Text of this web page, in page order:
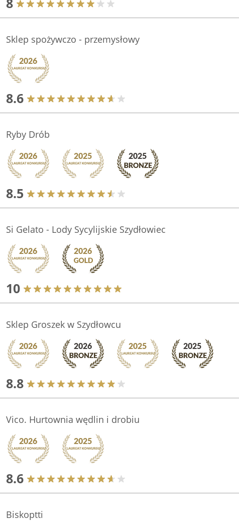
Sklep spożywczo - przemysłowy
8.6
Ryby Drób
8.5
Si Gelato - Lody Sycylijskie Szydłowiec
10
Sklep Groszek w Szydłowcu
8.8
Vico. Hurtownia wędlin i drobiu
8.6
Biskoptti